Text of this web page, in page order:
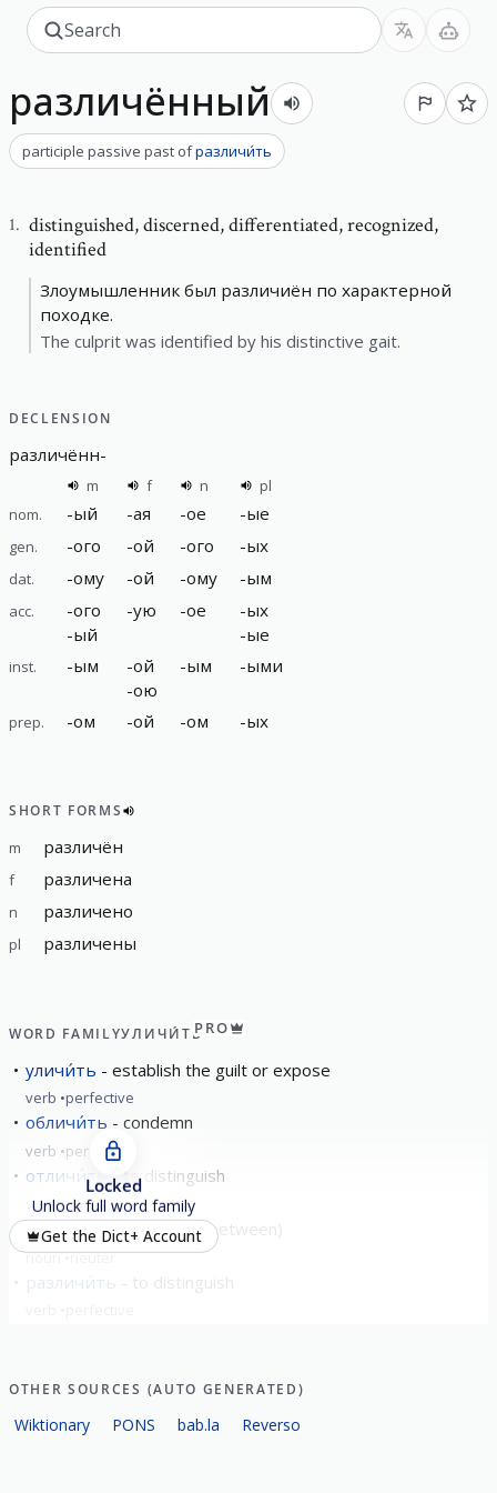
различённый
participle passive past ofразличи́ть
1. distinguished,discerned, differentiated, recognized,
identified
Злоумышленник был различиён по характерной
походке.
The culprit was identified by his distinctive gait.
DECLENSION
различённ-
m f n
pl
nom.
-ый -ая -ое -ые
gen. -ого -ой -ого -ых
dat. -ому -ой -ому -ым
acc. -ого
-ый
-ую -ое -ых
-ые
inst. -ым -ой
-ою
-ым -ыми
prep. -ом -ой -ом -ых
SHORT FORMS
m различён
f различена
n различено
pl различены
WORD FAMILYУЛИЧИ́ТЬPRO
уличи́ть establish the guilt or expose
verb perfective
обличи́ть condemn
verb perfective
отличи́ть to distinguish
verb perfective
разли́чие difference (between)
noun neuter
различи́ть
Locked
Unlock full word family
Get the Dict+ Account
OTHER SOURCES (AUTO GENERATED)
Wiktionary PONS bab.la Reverso